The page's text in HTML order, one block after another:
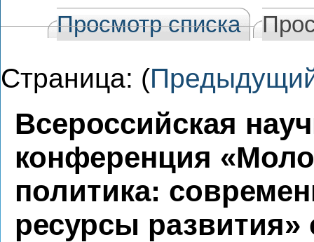
Просмотр списка
Страница: (
Всероссийская
конференция
политика:
ресурсы